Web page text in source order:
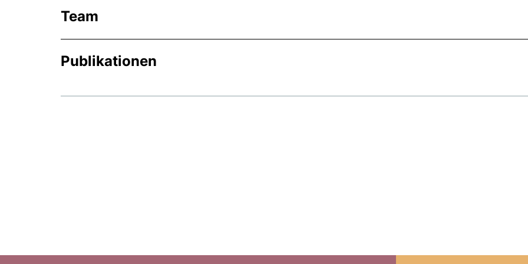
Team
Publikationen